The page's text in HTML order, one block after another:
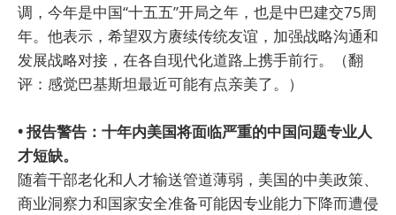
调，今年是中国“十五五”开局之年，也是中巴建交75周
年。他表示，希望双方赓续传统友谊，加强战略沟通和
发展战略对接，在各自现代化道路上携手前行。（翻
评：感觉巴基斯坦最近可能有点亲美了。）
• 报告警告：十年内美国将面临严重的中国问题专业人
才短缺。
随着干部老化和人才输送管道薄弱，美国的中美政策、
商业洞察力和国家安全准备可能因专业能力下降而遭侵